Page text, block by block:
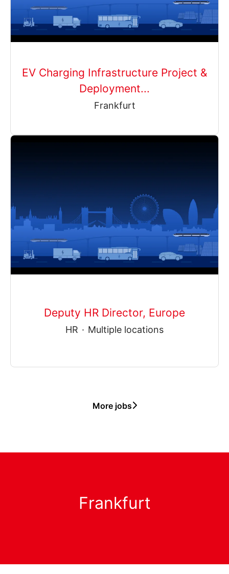
EV Charging Infrastructure Project &
Deployment...
Frankfurt
Deputy HR Director, Europe
HR · Multiple locations
More jobs
Frankfurt